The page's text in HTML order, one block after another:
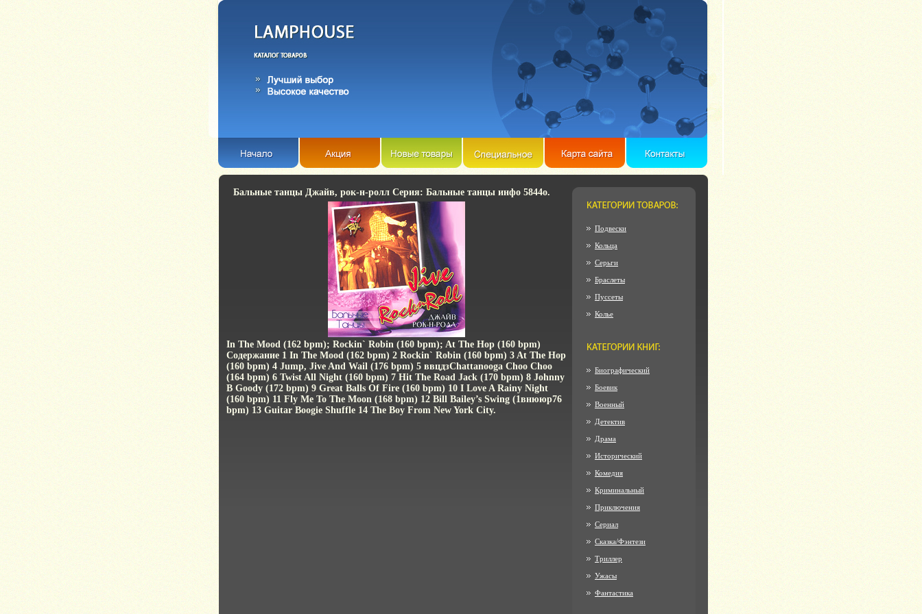
Бальные танцы Джайв, рок-н-ролл Серия: Бальные танцы инфо 5844o.
In The Mood (162 bpm); Rockin` Robin (160 bpm); At The Hop (160 bpm)
Содержание 1 In The Mood (162 bpm) 2 Rockin` Robin (160 bpm) 3 At The Hop
(160 bpm) 4 Jump, Jive And Wail (176 bpm) 5 ввцдзChattanooga Choo Choo
(164 bpm) 6 Twist All Night (160 bpm) 7 Hit The Road Jack (170 bpm) 8 Johnny
B Goody (172 bpm) 9 Great Balls Of Fire (160 bpm) 10 I Love A Rainy Night
(160 bpm) 11 Fly Me To The Moon (168 bpm) 12 Bill Bailey’s Swing (1внююр76
bpm) 13 Guitar Boogie Shuffle 14 The Boy From New York City.
Подвески
Кольца
Серьги
Браслеты
Пуссеты
Колье
Биографический
Боевик
Военный
Детектив
Драма
Исторический
Комедия
Криминальный
Приключения
Сериал
Сказка/Фэнтези
Триллер
Ужасы
Фантастика